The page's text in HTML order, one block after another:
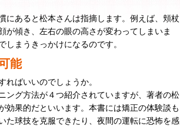
にあると松本さんは指摘します。例えば、頬杖
が傾き、左右の眼の高さが変わってしまいま
まうきっかけになるのです。
能
ればいいのでしょうか。
ング方法が４つ紹介されていますが、著者の松
効果的だといいます。本書には矯正の体験談も
た球技を克服できたり、夜間の運転に恐怖を感